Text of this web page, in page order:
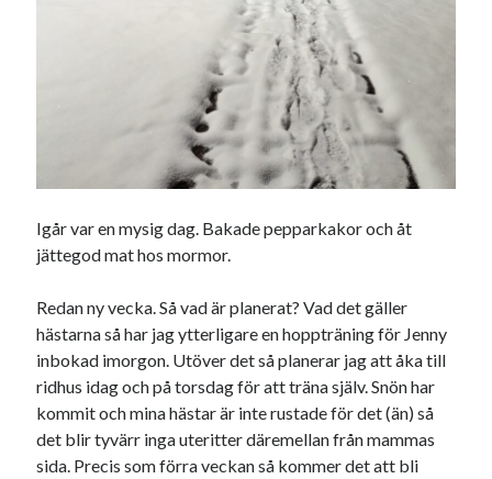
Igår var en mysig dag. Bakade pepparkakor och åt
jättegod mat hos mormor.
Redan ny vecka. Så vad är planerat? Vad det gäller
hästarna så har jag ytterligare en hoppträning för Jenny
inbokad imorgon. Utöver det så planerar jag att åka till
ridhus idag och på torsdag för att träna själv. Snön har
kommit och mina hästar är inte rustade för det (än) så
det blir tyvärr inga uteritter däremellan från mammas
sida. Precis som förra veckan så kommer det att bli